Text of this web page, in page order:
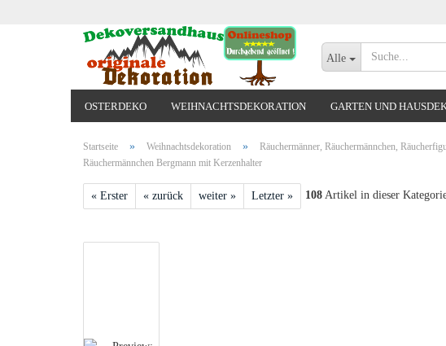
Alle
OSTERDEKO WEIHNACHTSDEKORATION GARTEN UND
Startseite » Weihnachtsdekoration » Räuchermänner, Räuchermännchen,
Räuchermännchen Bergmann mit Kerzenhalter
« Erster « zurück weiter » Letzter » 108 Artikel in dieser